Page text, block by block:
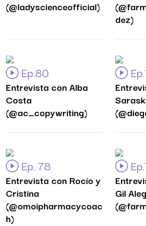
(@ladyscienceofficial)
dez)
Ep.80
Entrevista con Alba
Costa
(@ac_copywriting)
Ep. 78
Entrevista con Rocío y
Cristina
(@omoipharmacycoac
h)
Gil